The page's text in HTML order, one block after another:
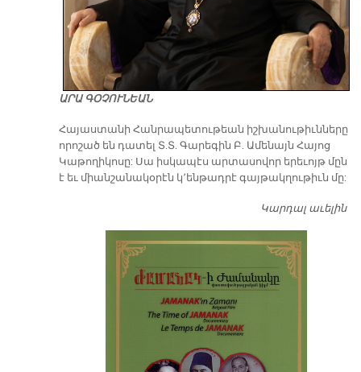
ԱՐԱ ԳՕՉՈՒՆԵԱՆ
​Հայաստանի Հանրապետութեան իշխանութիւնները
որոշած են դատել Տ.Տ. Գարեգին Բ. Ամենայն Հայոց
Կաթողիկոսը: Սա իսկապէս արտասովոր երեւոյթ մըն
է եւ միանշանակօրէն կ՚ենթադրէ գայթակղութիւն մը:
Կարդալ աւելին